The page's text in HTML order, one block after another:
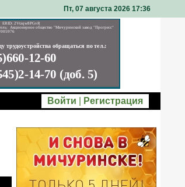
Пт, 07 августа 2026 17 36
Войти Регистрация